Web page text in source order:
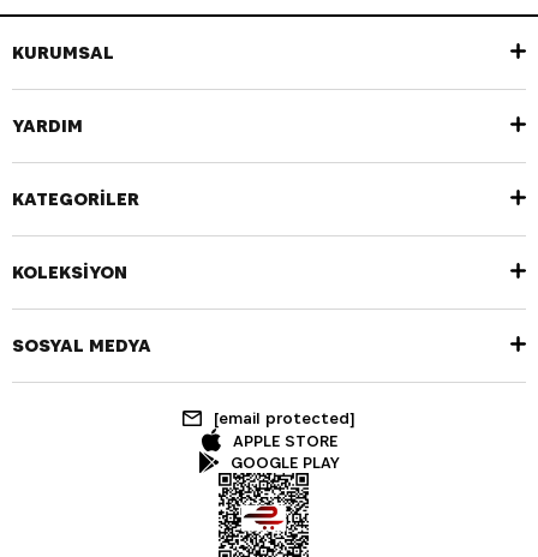
KURUMSAL
YARDIM
KATEGORİLER
KOLEKSİYON
SOSYAL MEDYA
[email protected]
APPLE STORE
GOOGLE PLAY